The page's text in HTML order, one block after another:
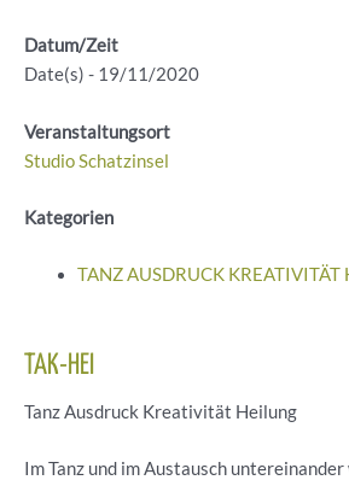
Datum/Zeit
Date(s) - 19/11/2020
Veranstaltungsort
Studio Schatzinsel
Kategorien
TANZ AUSDRUCK KREATIVITÄT
TAK-HEI
Tanz Ausdruck Kreativität Heilung
Im Tanz und im Austausch